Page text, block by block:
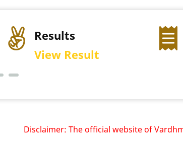
Results
View Result
Disclaimer: The official website of